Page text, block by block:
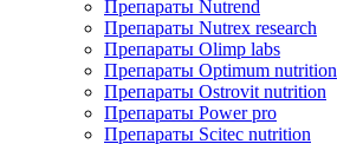
Препараты Nutrend
Препараты Nutrex research
Препараты Olimp labs
Препараты Optimum nutrition
Препараты Ostrovit nutrition
Препараты Power pro
Препараты Scitec nutrition